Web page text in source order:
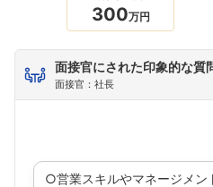
300万円
面接官にされた印象的な質
面接官：社長
○営業スキルやマネージメン